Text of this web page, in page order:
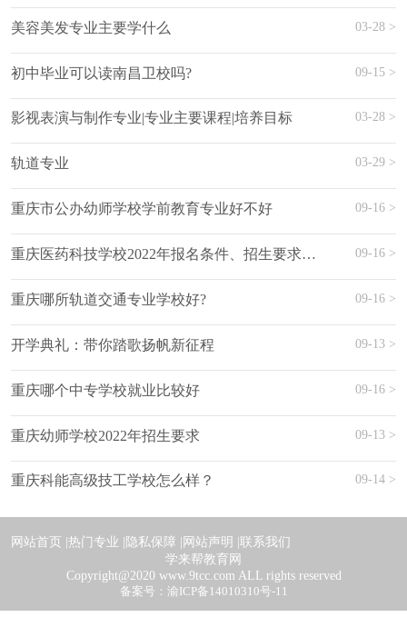
美容美发专业主要学什么 03-28 >
初中毕业可以读南昌卫校吗? 09-15 >
影视表演与制作专业|专业主要课程|培养目标 03-28 >
轨道专业 03-29 >
重庆市公办幼师学校学前教育专业好不好 09-16 >
重庆医药科技学校2022年报名条件、招生要求、招生对象 09-16 >
重庆哪所轨道交通专业学校好? 09-16 >
开学典礼：带你踏歌扬帆新征程 09-13 >
重庆哪个中专学校就业比较好 09-16 >
重庆幼师学校2022年招生要求 09-13 >
重庆科能高级技工学校怎么样？ 09-14 >
网站首页 |热门专业 |隐私保障 |网站声明 |联系我们
学来帮教育网
Copyright@2020 www.9tcc.com ALL rights reserved
备案号：渝ICP备14010310号-11